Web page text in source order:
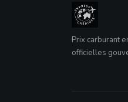
Prix carburant
officielles